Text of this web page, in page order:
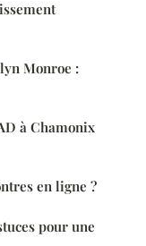
Monroe :
à Chamonix
en ligne ?
pour une